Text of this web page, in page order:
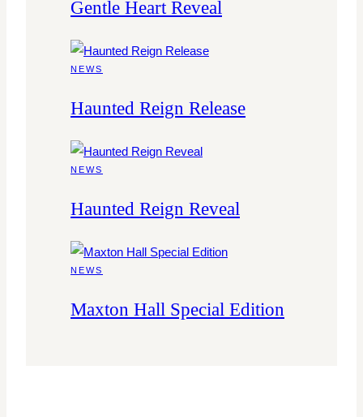
Gentle Heart Reveal
NEWS
Haunted Reign Release
NEWS
Haunted Reign Reveal
NEWS
Maxton Hall Special Edition